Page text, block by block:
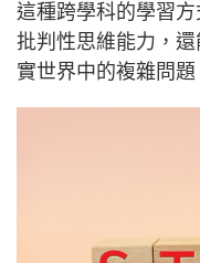
這種跨學科的學習
批判性思維能力，
實世界中的複雜問題